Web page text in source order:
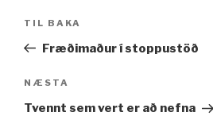
Fyrri
færsla
TIL BAKA
Fræðimaður í stoppustöð
Næsta
færsla
NÆSTA
Tvennt sem vert er að nefna